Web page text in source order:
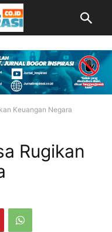
Keuangan Negara
Rugikan